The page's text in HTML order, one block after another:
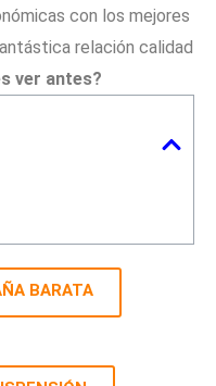
con los mejores
relación calidad
ver antes?
BARATA